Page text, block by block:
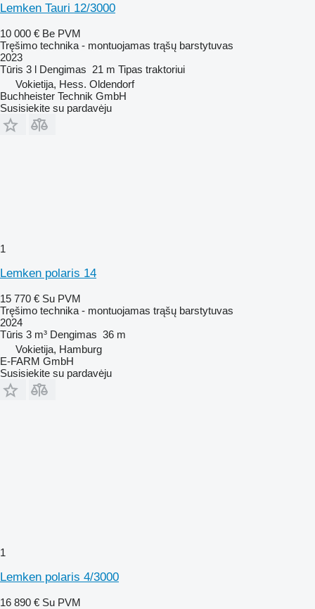
Lemken Tauri 12/3000
10 000 € Be PVM
Tręšimo technika - montuojamas trąšų barstytuvas
2023
Tūris 3 l Dengimas 21 m Tipas traktoriui
Vokietija, Hess. Oldendorf
Buchheister Technik GmbH
Susisiekite su pardavėju
1
Lemken polaris 14
15 770 € Su PVM
Tręšimo technika - montuojamas trąšų barstytuvas
2024
Tūris 3 m³ Dengimas 36 m
Vokietija, Hamburg
E-FARM GmbH
Susisiekite su pardavėju
1
Lemken polaris 4/3000
16 890 € Su PVM